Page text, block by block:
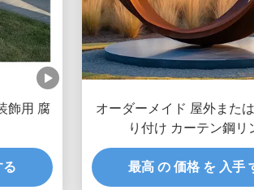
飾用 腐
る
オーダーメイド 屋外また
り付け カーテン鋼リ
最高 の 価格 を 入手